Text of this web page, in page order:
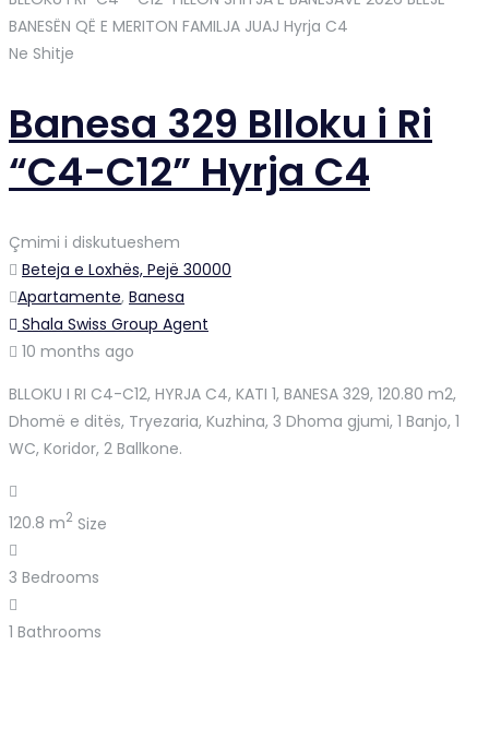
BANESËN QË E MERITON FAMILJA JUAJ Hyrja C4
Ne Shitje
Banesa 329 Blloku i Ri
“C4-C12” Hyrja C4
Çmimi i diskutueshem
Beteja e Loxhës, Pejë 30000
Apartamente, Banesa
Shala Swiss Group Agent
10 months ago
BLLOKU I RI C4-C12, HYRJA C4, KATI 1, BANESA 329, 120.80 m2,
Dhomë e ditës, Tryezaria, Kuzhina, 3 Dhoma gjumi, 1 Banjo, 1
WC, Koridor, 2 Ballkone.
120.8 m2 Size
3 Bedrooms
1 Bathrooms